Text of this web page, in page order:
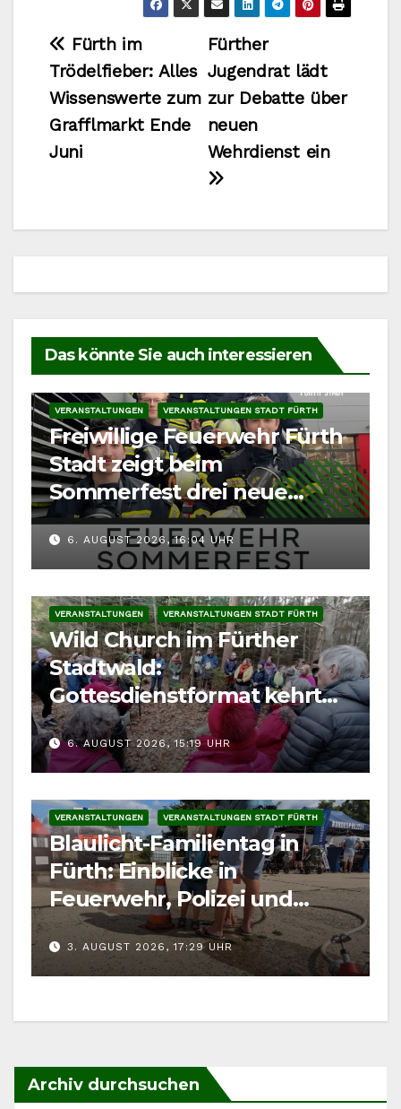
Beitragsnavigation
Fürther
Jugendrat lädt
zur Debatte über
neuen
Wehrdienst ein
Fürth im
Trödelfieber: Alles
Wissenswerte zum
Grafflmarkt Ende
Juni
Das könnte Sie auch interessieren
VERANSTALTUNGEN VERANSTALTUNGEN STADT FÜRTH
Freiwillige Feuerwehr Fürth
Stadt zeigt beim
Sommerfest drei neue
Fahrzeuge
6. AUGUST 2026, 16:04 UHR
VERANSTALTUNGEN VERANSTALTUNGEN STADT FÜRTH
Wild Church im Fürther
Stadtwald:
Gottesdienstformat kehrt
im August zurück
6. AUGUST 2026, 15:19 UHR
VERANSTALTUNGEN VERANSTALTUNGEN STADT FÜRTH
Blaulicht-Familientag in
Fürth: Einblicke in
Feuerwehr, Polizei und
Rettungsdienst
3. AUGUST 2026, 17:29 UHR
Archiv durchsuchen